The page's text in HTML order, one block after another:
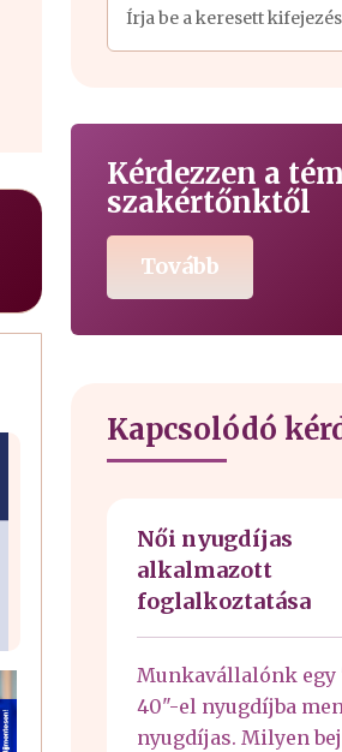
Kérdezzen a
szakértőnktől
Tovább
Kapcsolódó
Női nyugdíjas
alkalmazott
foglalkoztatása
Munkavállalónk egy
40"-el nyugdíjba
nyugdíjas. Milyen